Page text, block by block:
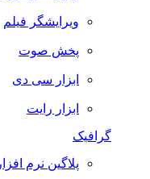
ویرایشگر فیلم
پخش صوت
ابزار سی دی
ابزار رایت
گرافیک
پلاگین نرم